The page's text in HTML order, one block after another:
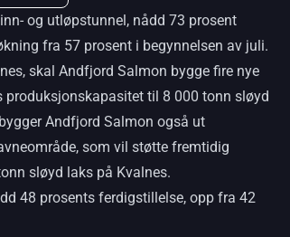
og utløpstunnel, nådd 73 prosent
fra 57 prosent i begynnelsen av juli.
skal Andfjord Salmon bygge fire nye
produksjonskapasitet til 8 000 tonn sløyd
Andfjord Salmon også ut
som vil støtte fremtidig
sløyd laks på Kvalnes.
48 prosents ferdigstillelse, opp fra 42